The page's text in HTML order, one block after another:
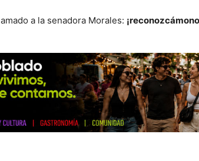
a la senadora Morales: